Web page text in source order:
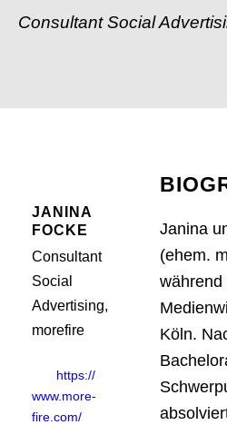
Consultant Social
JANINA
FOCKE
Consultant
Social
Advertising,
morefire
https://
www.more-
fire.com/
Janina
(ehem.
während
Köln.